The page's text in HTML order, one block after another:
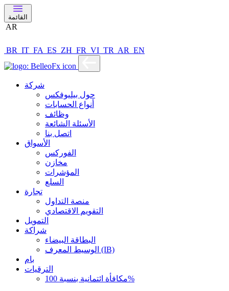
القائمة
AR
BR IT FA ES ZH FR VI TR AR EN
شركة
حول بيليوفكس
أنواع الحسابات
وظائف
الأسئلة الشائعة
اتصل بنا
الأسواق
الفوركس
مخازن
المؤشرات
السلع
تجارة
منصة التداول
التقويم الاقتصادي
التمويل
شراكة
البطاقة البيضاء
الوسيط المعرف (IB)
بام
الترقيات
مكافأة ائتمانية بنسبة 100%